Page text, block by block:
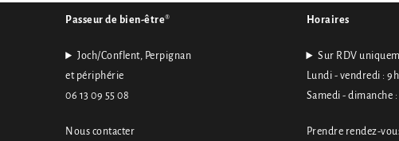
Passeur de bien-être®
Joch/Conflent, Perpignan
et périphérie
06 13 09 55 08
Nous contacter
Horaires
Sur RDV
Lundi - vendredi :
Samedi - dimanche :
Prendre rendez-